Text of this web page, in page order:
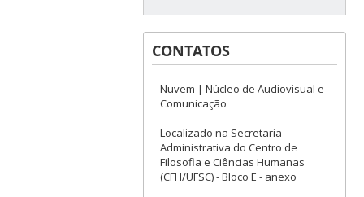
CONTATOS
Nuvem | Núcleo de Audiovisual e
Comunicação
Localizado na Secretaria
Administrativa do Centro de
Filosofia e Ciências Humanas
(CFH/UFSC) - Bloco E - anexo